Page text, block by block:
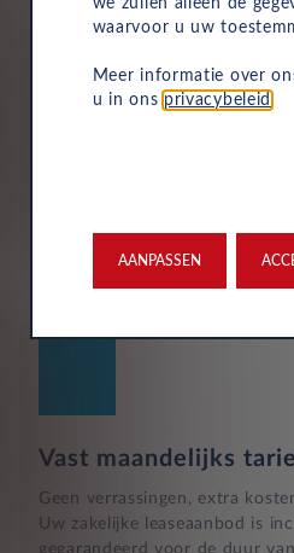
Duurzaam en
bedrijf te helpen over te
milieuvriendelijke vloot.
Vast maandelijks
Geen verrassingen, extra
Uw zakelijke leaseaanbod is
gegarandeerd voor de duur
waarvoor u uw
Meer informatie over
u in ons privacybeleid
AANPASSEN